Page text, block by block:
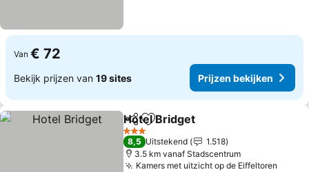
Van € 72
Bekijk prijzen van 19 sites Prijzen bekijken
DelenToevoegen aan favorieten
Hotel Bridget
3 Sterren
8,5 Uitstekend
1.518
3.5 km vanaf Stadscentrum
Kamers met uitzicht op de Eiffeltoren